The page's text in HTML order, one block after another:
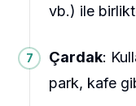
vb.) ile
Çardak:
park, kafe